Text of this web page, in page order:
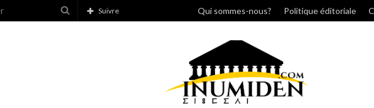
Rechercher
Suivre Qui sommes-nous? Politique éditoriale